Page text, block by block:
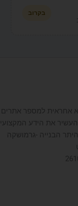
בקרוב
אחראית למספר אתרים
את הידע המקצועי